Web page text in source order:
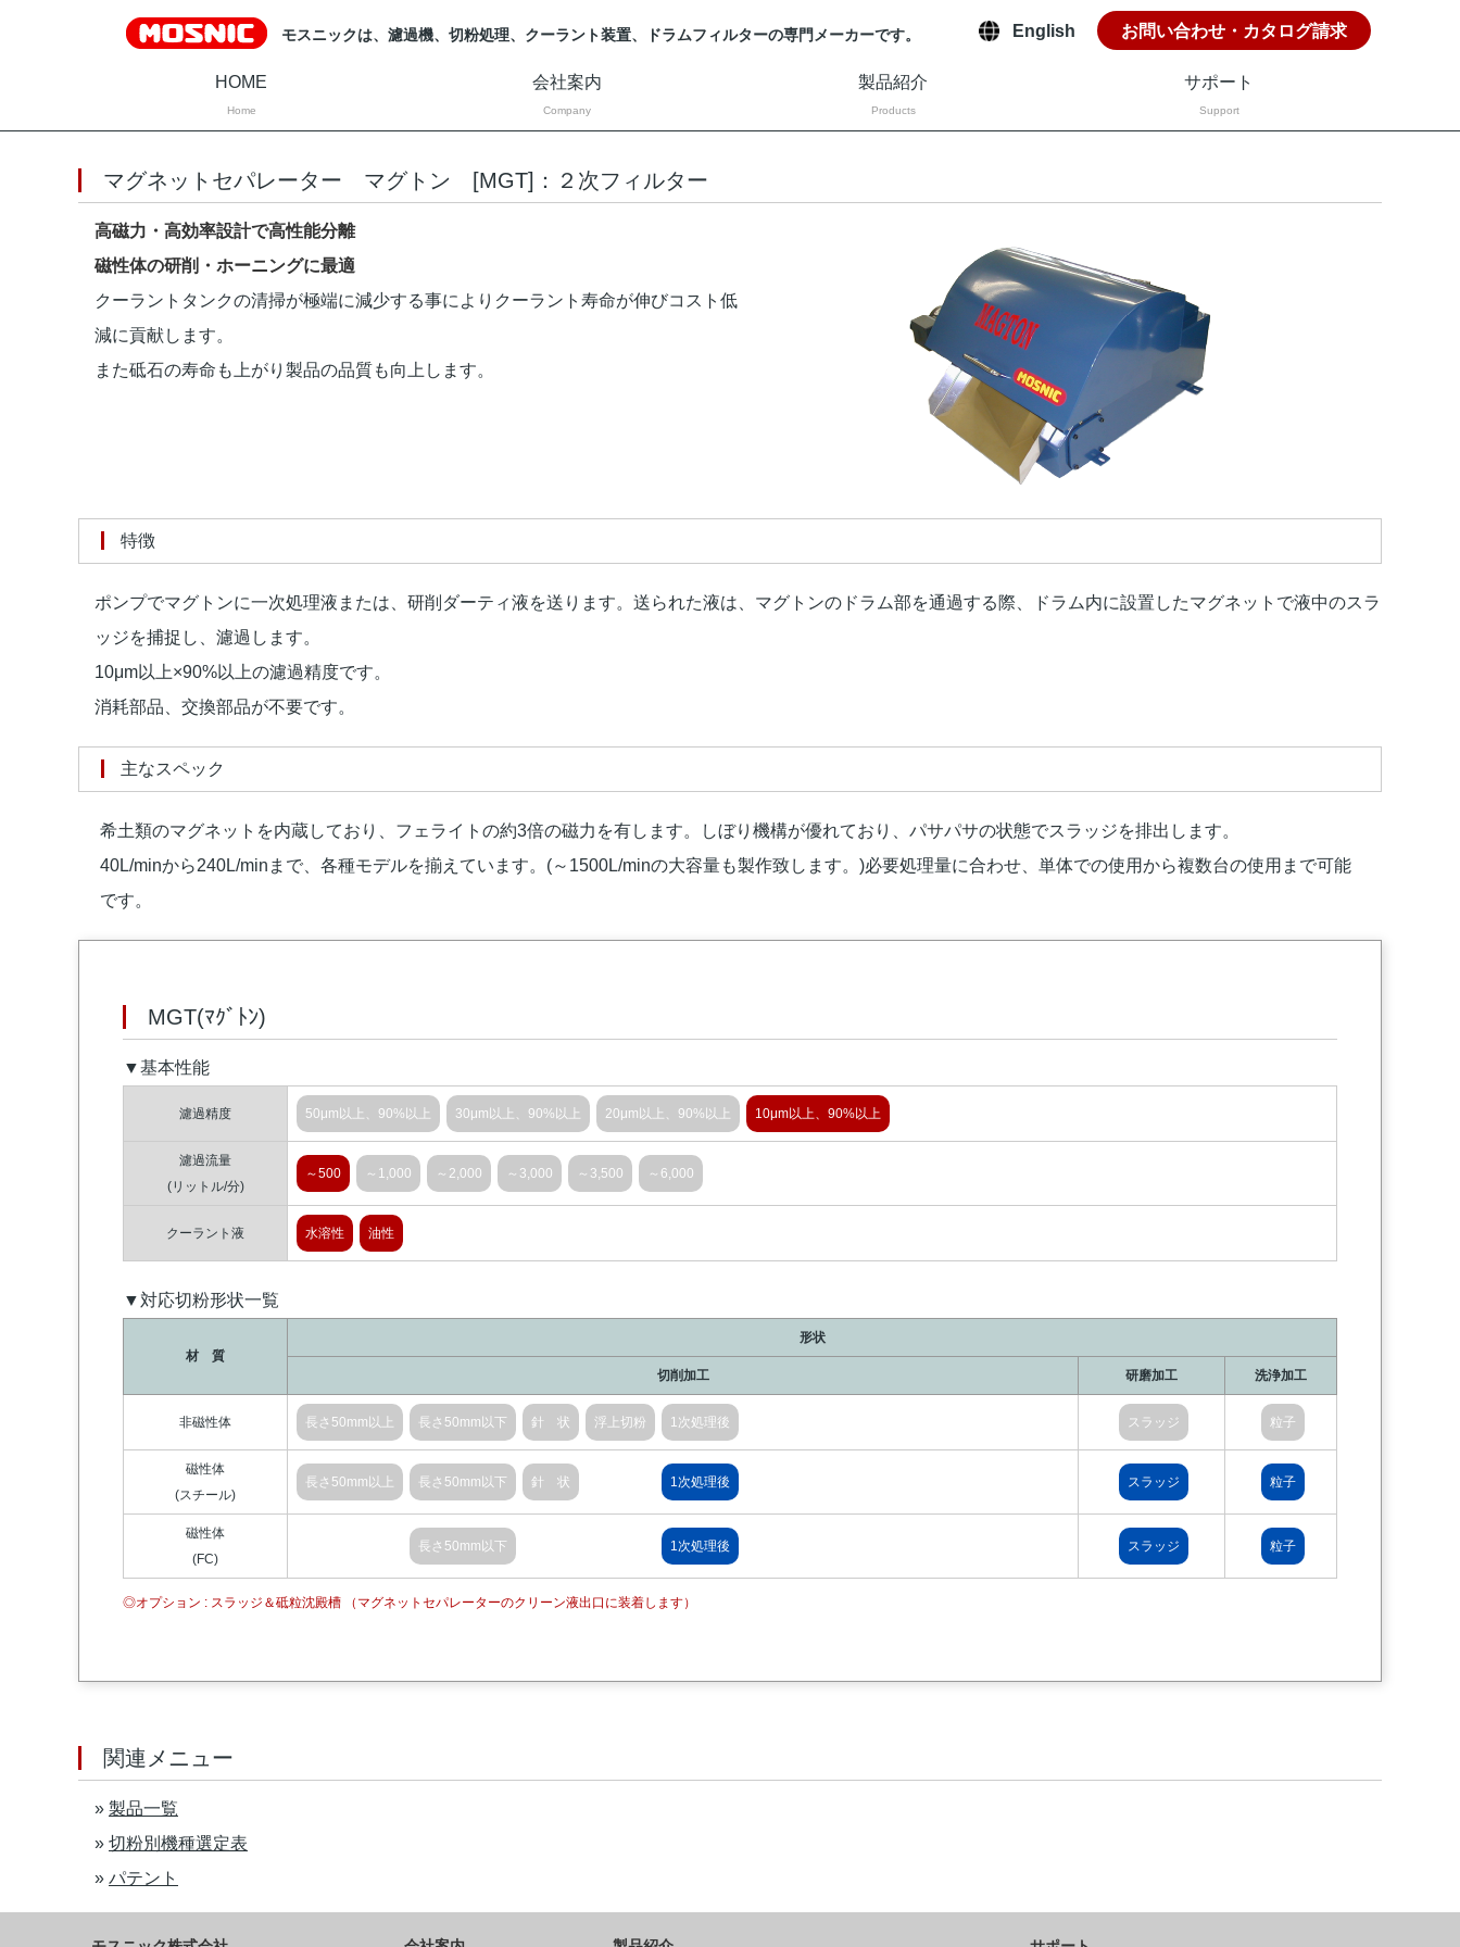
モスニックは、濾過機、切粉処理、クーラント装置、ドラムフィルターの専門メーカーです。 お問い合わせ・カタログ請求
English
HOME
Home
会社案内
Company
製品紹介
Products
サポート
Support
マグネットセパレーター マグトン [MGT]：２次フィルター
高磁力・高効率設計で高性能分離
磁性体の研削・ホーニングに最適
クーラントタンクの清掃が極端に減少する事によりクーラント寿命が伸びコスト低
減に貢献します。
また砥石の寿命も上がり製品の品質も向上します。
特徴
ポンプでマグトンに一次処理液または、研削ダーティ液を送ります。送られた液は、マグトンのドラム部を通過する際、ドラム内に設置したマグネットで液中のスラ
ッジを捕捉し、濾過します。
10μm以上×90%以上の濾過精度です。
消耗部品、交換部品が不要です。
主なスペック
希土類のマグネットを内蔵しており、フェライトの約3倍の磁力を有します。しぼり機構が優れており、パサパサの状態でスラッジを排出します。
40L/minから240L/minまで、各種モデルを揃えています。(～1500L/minの大容量も製作致します。)必要処理量に合わせ、単体での使用から複数台の使用まで可能
です。
MGT(ﾏｸﾞﾄﾝ)
▼基本性能
濾過精度 50μm以上、90%以上 30μm以上、90%以上 20μm以上、90%以上 10μm以上、90%以上
濾過流量
(リットル/分)
～500 ～1,000 ～2,000 ～3,000 ～3,500 ～6,000
クーラント液 水溶性 油性
▼対応切粉形状一覧
材 質
形状
切削加工 研磨加工 洗浄加工
非磁性体 長さ50mm以上 長さ50mm以下 針 状 浮上切粉 1次処理後 スラッジ 粒子
磁性体
(スチール)
長さ50mm以上 長さ50mm以下 針 状 1次処理後 スラッジ 粒子
磁性体
(FC)
長さ50mm以下 1次処理後 スラッジ 粒子
◎オプション : スラッジ＆砥粒沈殿槽 （マグネットセパレーターのクリーン液出口に装着します）
関連メニュー
» 製品一覧
» 切粉別機種選定表
» パテント